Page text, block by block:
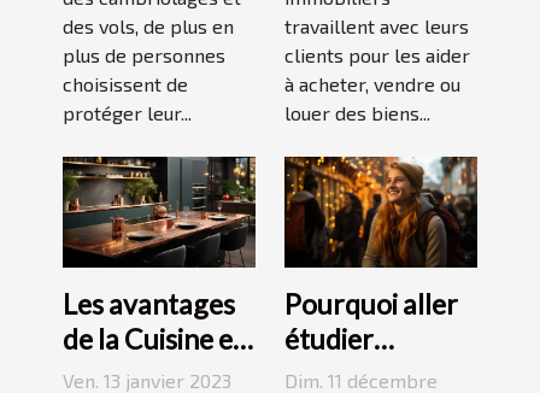
des vols, de plus en
plus de personnes
choisissent de
protéger leur...
travaillent avec leurs
clients pour les aider
à acheter, vendre ou
louer des biens...
Les avantages
de la Cuisine en
Laiton
Ven. 13 janvier 2023
Pourquoi aller
étudier
l’étranger ?
Dim. 11 décembre